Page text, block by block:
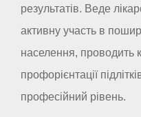
результатів. Веде
активну участь в
населення, проводить
профорієнтації
професійний рівень.